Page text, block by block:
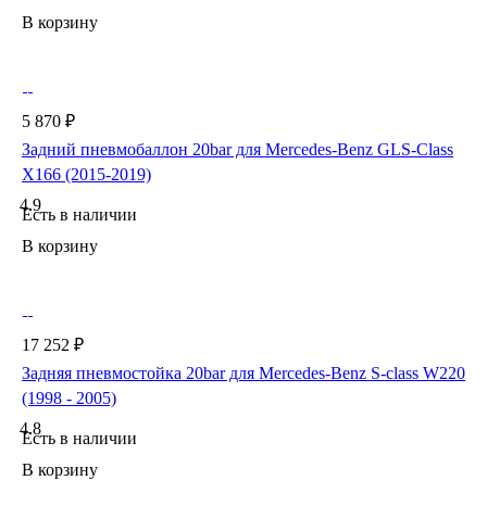
В корзину
5 870 ₽
Задний пневмобаллон 20bar для Mercedes-Benz GLS-Class
X166 (2015-2019)
4.9
Есть в наличии
В корзину
17 252 ₽
Задняя пневмостойка 20bar для Mercedes-Benz S-class W220
(1998 - 2005)
4.8
Есть в наличии
В корзину